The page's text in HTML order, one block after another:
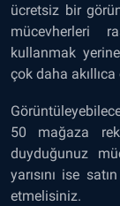
ücretsiz bir
mücevherleri
kullanmak
çok daha akıllıca
50 mağaza
duyduğunuz
yarısını ise
etmelisiniz.